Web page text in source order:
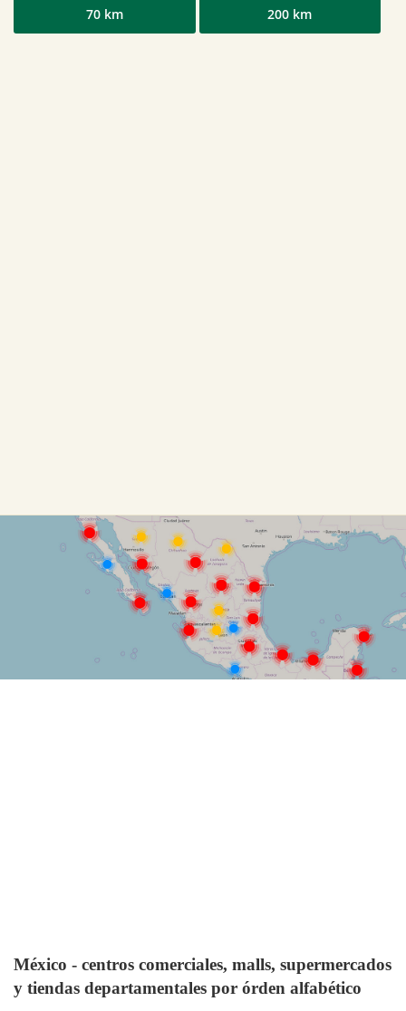
70 km 200 km
México - centros comerciales, malls, supermercados
y tiendas departamentales por órden alfabético